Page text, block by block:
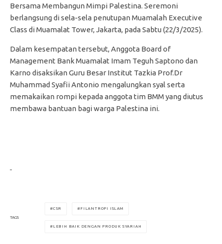
Bersama Membangun Mimpi Palestina. Seremoni
berlangsung di sela-sela penutupan Muamalah Executive
Class di Muamalat Tower, Jakarta, pada Sabtu (22/3/2025).
Dalam kesempatan tersebut, Anggota Board of
Management Bank Muamalat Imam Teguh Saptono dan
Karno disaksikan Guru Besar Institut Tazkia Prof.Dr
Muhammad Syafii Antonio mengalungkan syal serta
memakaikan rompi kepada anggota tim BMM yang diutus
membawa bantuan bagi warga Palestina ini.
TAGS
CSR FILANTROPI ISLAM
LEBIH BAIK DENGAN PRODUK SYARIAH